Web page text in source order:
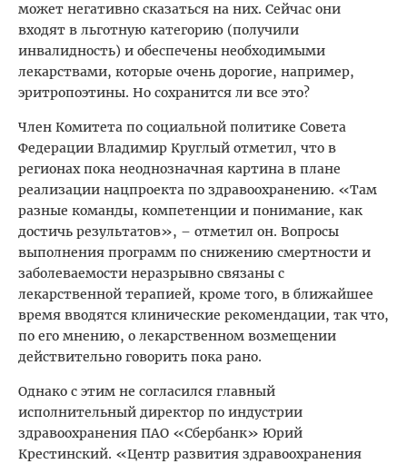
может негативно сказаться на них. Сейчас они
входят в льготную категорию (получили
инвалидность) и обеспечены необходимыми
лекарствами, которые очень дорогие, например,
эритропоэтины. Но сохранится ли все это?
Член Комитета по социальной политике Совета
Федерации Владимир Круглый отметил, что в
регионах пока неоднозначная картина в плане
реализации нацпроекта по здравоохранению. «Там
разные команды, компетенции и понимание, как
достичь результатов», – отметил он. Вопросы
выполнения программ по снижению смертности и
заболеваемости неразрывно связаны с
лекарственной терапией, кроме того, в ближайшее
время вводятся клинические рекомендации, так что,
по его мнению, о лекарственном возмещении
действительно говорить пока рано.
Однако с этим не согласился главный
исполнительный директор по индустрии
здравоохранения ПАО «Сбербанк» Юрий
Крестинский. «Центр развития здравоохранения